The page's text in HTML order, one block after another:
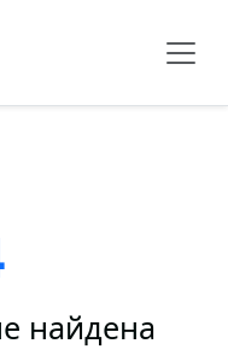
найдена